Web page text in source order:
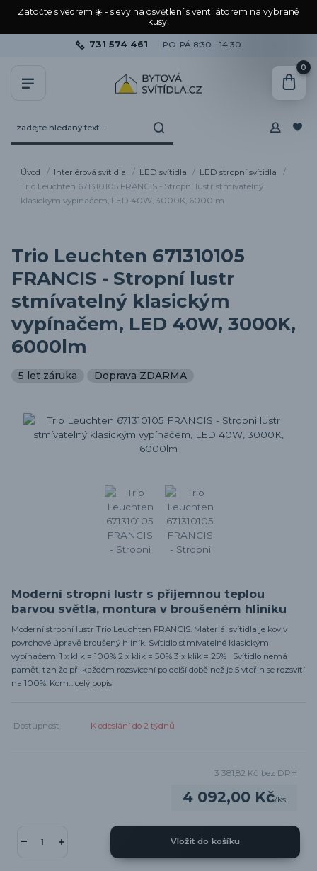
Zatočte s vedrem ☀️ - slevy na osvětlení s ventilátorem na vybrané
kusy!
731 574 461 PO-PÁ 8:30 - 14:30
0
Úvod Interiérová svítidla LED svítidla
LED stropní svítidla
Trio Leuchten 671310105 FRANCIS - Stropní lustr stmívatelný
klasickým vypínačem, LED 40W, 3000K, 6000lm
Trio Leuchten 671310105
FRANCIS - Stropní lustr
stmívatelný klasickým
vypínačem, LED 40W, 3000K,
6000lm
5 let záruka Doprava ZDARMA
Moderní stropní lustr s příjemnou teplou
barvou světla, montura v broušeném hliníku
Moderní stropní lustr Trio Leuchten FRANCIS. Materiál svítidla je kov v
povrchové úpravě broušený hliník. Svítidlo stmívatelné klasickým
vypínačem: 1 x klik = 100% 2 x klik = 50% 3 x klik = 25% Svítidlo nemá
paměť, tzn že při každém rozsvícení po delší době než je 5 vteřin se rozsvítí
na 100%. Kom... celý popis
Dostupnost K odeslání do 2 týdnů
4 092,00 Kč/ks
3 381,82 Kč bez DPH
Vložit do košíku